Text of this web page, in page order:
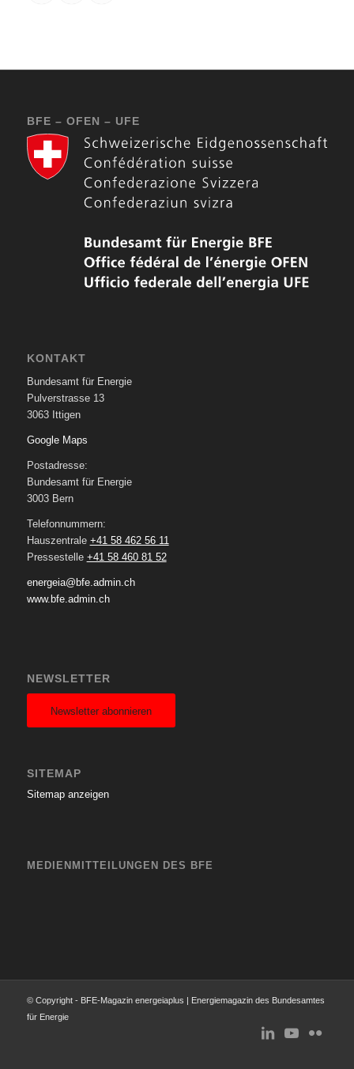
BFE – OFEN – UFE
KONTAKT
Bundesamt für Energie
Pulverstrasse 13
3063 Ittigen
Google Maps
Postadresse:
Bundesamt für Energie
3003 Bern
Telefonnummern:
Hauszentrale +41 58 462 56 11
Pressestelle +41 58 460 81 52
energeia@bfe.admin.ch
www.bfe.admin.ch
NEWSLETTER
Newsletter abonnieren
SITEMAP
Sitemap anzeigen
MEDIENMITTEILUNGEN DES BFE
© Copyright - BFE-Magazin energeiaplus | Energiemagazin des Bundesamtes
für Energie